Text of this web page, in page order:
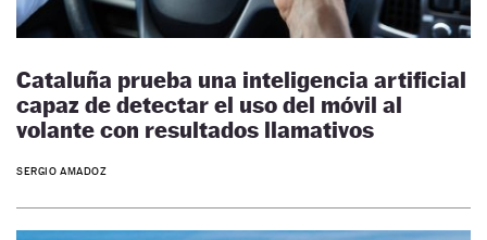
Cataluña prueba una inteligencia artificial
capaz de detectar el uso del móvil al
volante con resultados llamativos
SERGIO AMADOZ